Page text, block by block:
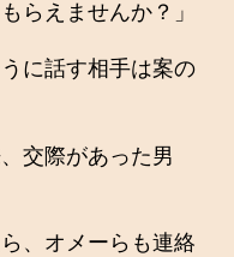
らえませんか？」
に話す相手は案の
交際があった男
、オメーらも連絡